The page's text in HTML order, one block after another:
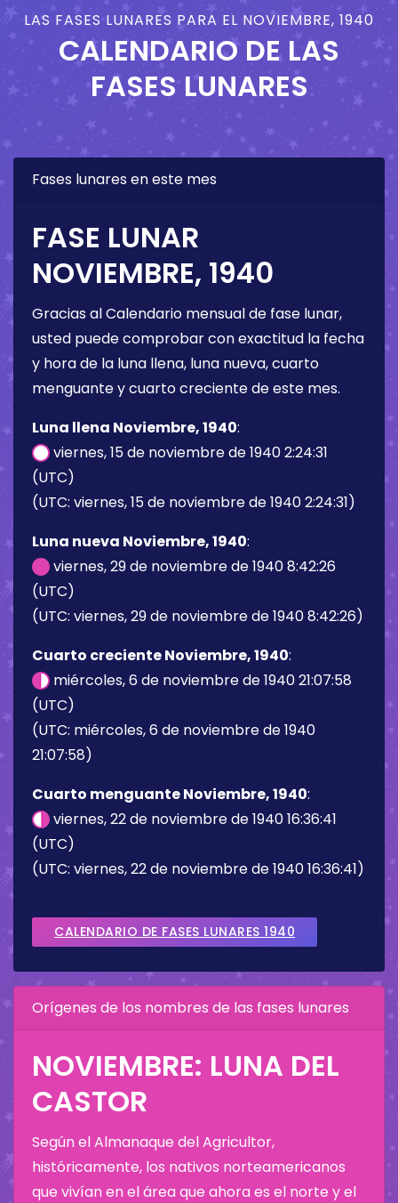
LAS FASES LUNARES PARA EL NOVIEMBRE, 1940
CALENDARIO DE LAS
FASES LUNARES
Fases lunares en este mes
FASE LUNAR
NOVIEMBRE, 1940
Gracias al Calendario mensual de fase lunar,
usted puede comprobar con exactitud la fecha
y hora de la luna llena, luna nueva, cuarto
menguante y cuarto creciente de este mes.
Luna llena Noviembre, 1940:
viernes, 15 de noviembre de 1940 2:24:31
(UTC)
(UTC: viernes, 15 de noviembre de 1940 2:24:31)
Luna nueva Noviembre, 1940:
viernes, 29 de noviembre de 1940 8:42:26
(UTC)
(UTC: viernes, 29 de noviembre de 1940 8:42:26)
Cuarto creciente Noviembre, 1940:
miércoles, 6 de noviembre de 1940 21:07:58
(UTC)
(UTC: miércoles, 6 de noviembre de 1940
21:07:58)
Cuarto menguante Noviembre, 1940:
viernes, 22 de noviembre de 1940 16:36:41
(UTC)
(UTC: viernes, 22 de noviembre de 1940 16:36:41)
CALENDARIO DE FASES LUNARES 1940
Orígenes de los nombres de las fases lunares
NOVIEMBRE: LUNA DEL
CASTOR
Según el Almanaque del Agricultor,
históricamente, los nativos norteamericanos
que vivían en el área que ahora es el norte y el